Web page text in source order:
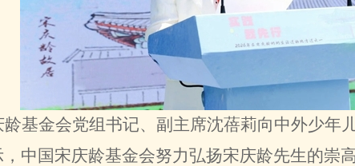
龄基金会党组书记、副主席沈蓓莉向中外少年
中国宋庆龄基金会努力弘扬宋庆龄先生的崇